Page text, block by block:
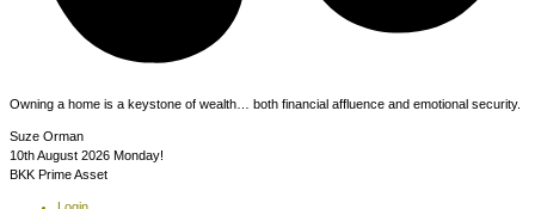
Owning a home is a keystone of wealth… both financial affluence and emotional security.
Suze Orman
10th August 2026 Monday!
BKK Prime Asset